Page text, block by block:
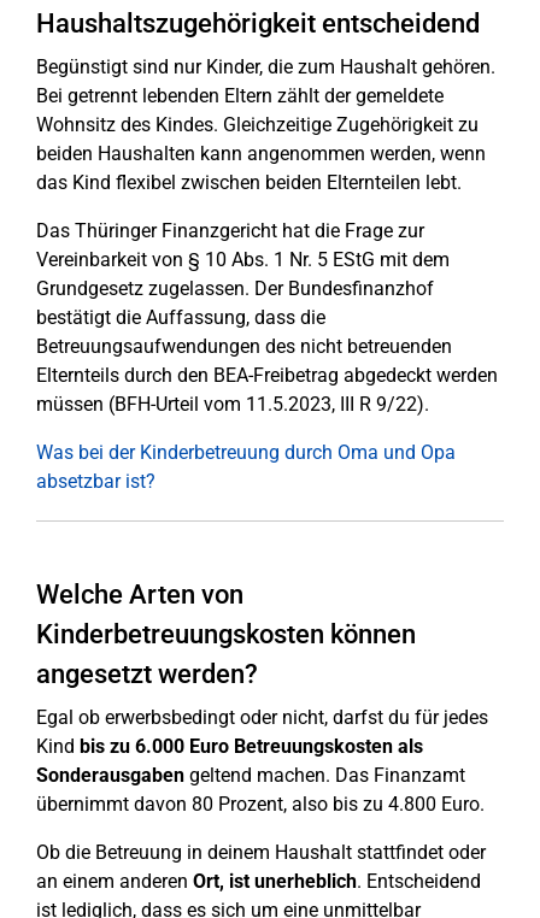
Haushaltszugehörigkeit entscheidend
Begünstigt sind nur Kinder, die zum Haushalt gehören.
Bei getrennt lebenden Eltern zählt der gemeldete
Wohnsitz des Kindes. Gleichzeitige Zugehörigkeit zu
beiden Haushalten kann angenommen werden, wenn
das Kind flexibel zwischen beiden Elternteilen lebt.
Das Thüringer Finanzgericht hat die Frage zur
Vereinbarkeit von § 10 Abs. 1 Nr. 5 EStG mit dem
Grundgesetz zugelassen. Der Bundesfinanzhof
bestätigt die Auffassung, dass die
Betreuungsaufwendungen des nicht betreuenden
Elternteils durch den BEA-Freibetrag abgedeckt werden
müssen (BFH-Urteil vom 11.5.2023, III R 9/22).
Was bei der Kinderbetreuung durch Oma und Opa
absetzbar ist?
Welche Arten von
Kinderbetreuungskosten können
angesetzt werden?
Egal ob erwerbsbedingt oder nicht, darfst du für jedes
Kind bis zu 6.000 Euro Betreuungskosten als
Sonderausgaben geltend machen. Das Finanzamt
übernimmt davon 80 Prozent, also bis zu 4.800 Euro.
Ob die Betreuung in deinem Haushalt stattfindet oder
an einem anderen Ort, ist unerheblich. Entscheidend
ist lediglich, dass es sich um eine unmittelbar